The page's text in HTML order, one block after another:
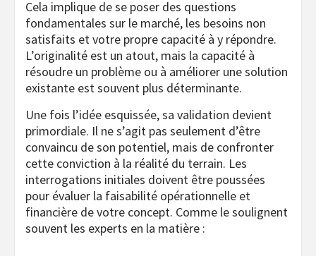
Cela implique de se poser des questions
fondamentales sur le marché, les besoins non
satisfaits et votre propre capacité à y répondre.
L’originalité est un atout, mais la capacité à
résoudre un problème ou à améliorer une solution
existante est souvent plus déterminante.
Une fois l’idée esquissée, sa validation devient
primordiale. Il ne s’agit pas seulement d’être
convaincu de son potentiel, mais de confronter
cette conviction à la réalité du terrain. Les
interrogations initiales doivent être poussées
pour évaluer la faisabilité opérationnelle et
financière de votre concept. Comme le soulignent
souvent les experts en la matière :